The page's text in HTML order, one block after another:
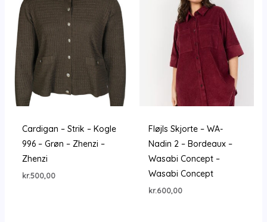
Cardigan – Strik – Kogle
996 – Grøn – Zhenzi –
Zhenzi
kr.500,00
Fløjls Skjorte – WA-
Nadin 2 – Bordeaux –
Wasabi Concept –
Wasabi Concept
kr.600,00